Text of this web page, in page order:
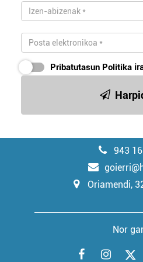
Pribatutasun Politika
943
Oriamendi,
Nor